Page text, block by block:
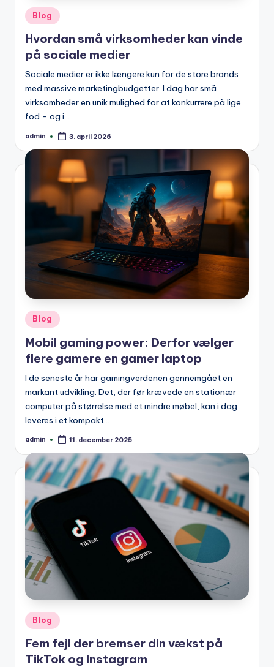
Posted
in
Blog
Hvordan små virksomheder kan vinde
på sociale medier
Sociale medier er ikke længere kun for de store brands
med massive marketingbudgetter. I dag har små
virksomheder en unik mulighed for at konkurrere på lige
fod – og i…
Posted
admin 3. april 2026
Posted
in
Blog
Mobil gaming power: Derfor vælger
flere gamere en gamer laptop
I de seneste år har gamingverdenen gennemgået en
markant udvikling. Det, der før krævede en stationær
computer på størrelse med et mindre møbel, kan i dag
leveres i et kompakt…
Posted
admin 11. december 2025
Posted
in
Blog
Fem fejl der bremser din vækst på
TikTok og Instagram